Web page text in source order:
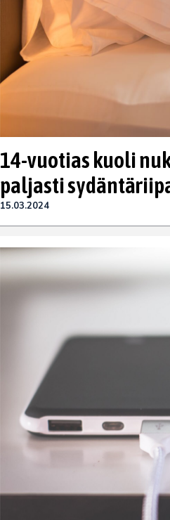
14-vuotias kuoli
paljasti
15.03.2024